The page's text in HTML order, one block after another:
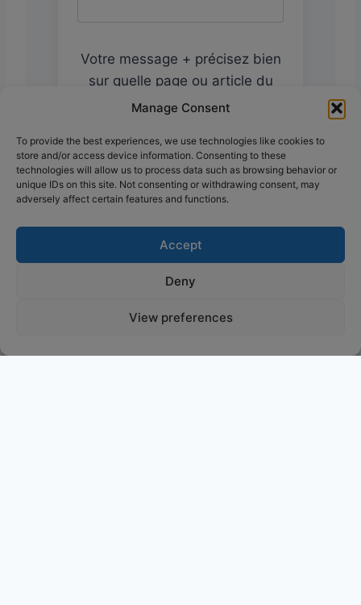
Manage Consent
To provide the best experiences, we use technologies like cookies to
store and/or access device information. Consenting to these
technologies will allow us to process data such as browsing behavior or
unique IDs on this site. Not consenting or withdrawing consent, may
adversely affect certain features and functions.
Accept
Deny
View preferences
Votre message + précisez bien
sur quelle page ou article du
site vous m'écrivez pour que je